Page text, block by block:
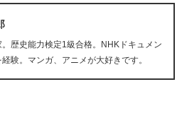
歴史能力検定1級合格。NHKドキュメン
験。マンガ、アニメが大好きです。